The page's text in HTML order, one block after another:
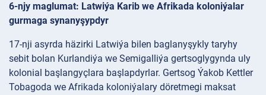
6-njy maglumat: Latwiýa Karib we Afrikada koloniýalar
gurmaga synanyşypdyr
17-nji asyrda häzirki Latwiýa bilen baglanyşykly taryhy
sebit bolan Kurlandiýa we Semigalliýa gertsoglygynda uly
kolonial başlangyçlara başlapdyrlar. Gertsog Ýakob Kettler
Tobagoda we Afrikada koloniýalary döretmegi maksat